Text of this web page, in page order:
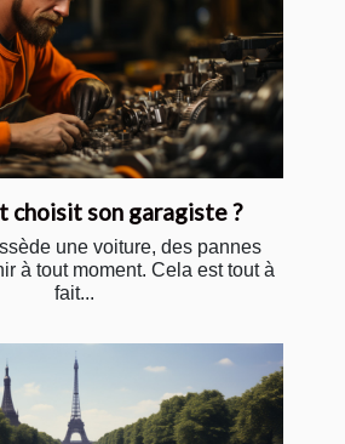
choisit son garagiste ?
une voiture, des pannes
à tout moment. Cela est tout à
fait...